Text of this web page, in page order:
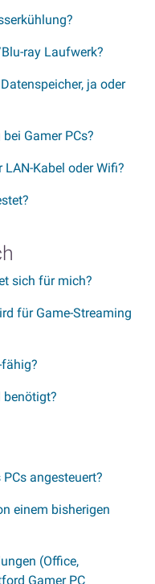
ray Laufwerk?
ja oder
Gamer PCs?
Kabel oder Wifi?
sich für mich?
für Game-Streaming
benötigt?
angesteuert?
einem bisherigen
(Office,
Gamer PC